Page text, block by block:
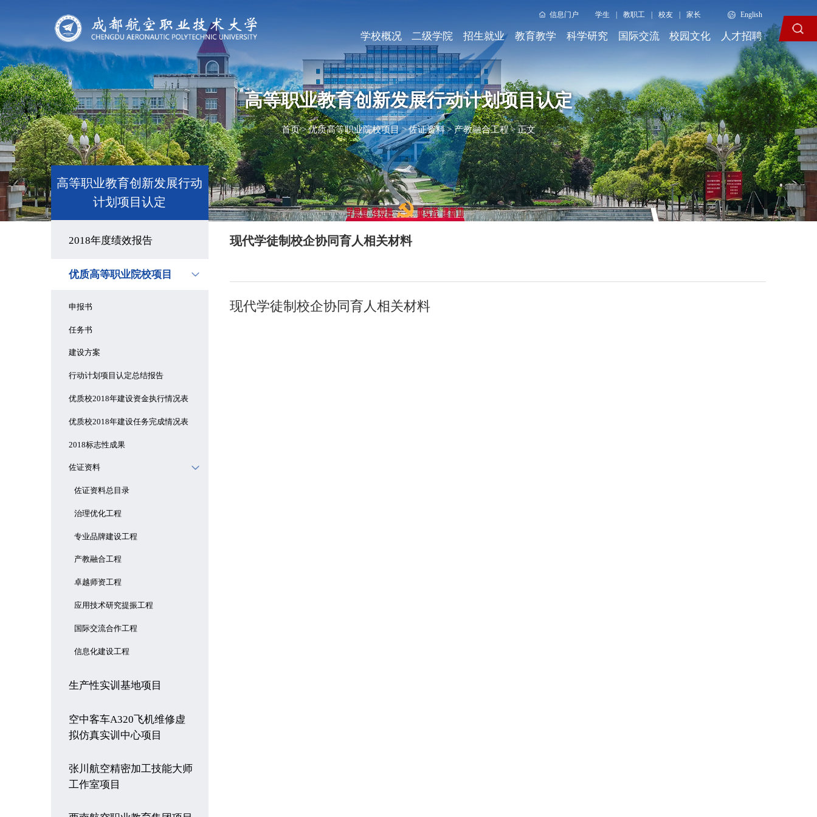
信息门户 学生 教职工 校友 家长 English
学校概况 二级学院 招生就业 教育教学 科学研究 国际交流 校园文化 人才招聘
高等职业教育创新发展行动计划项目认定
首页 > 优质高等职业院校项目 > 佐证资料 > 产教融合工程 > 正文
高等职业教育创新发展行动
计划项目认定
2018年度绩效报告
优质高等职业院校项目
申报书
任务书
建设方案
行动计划项目认定总结报告
优质校2018年建设资金执行情况表
优质校2018年建设任务完成情况表
2018标志性成果
佐证资料
佐证资料总目录
治理优化工程
专业品牌建设工程
产教融合工程
卓越师资工程
应用技术研究提振工程
国际交流合作工程
信息化建设工程
生产性实训基地项目
空中客车A320飞机维修虚
拟仿真实训中心项目
张川航空精密加工技能大师
工作室项目
现代学徒制校企协同育人相关材料
现代学徒制校企协同育人相关材料